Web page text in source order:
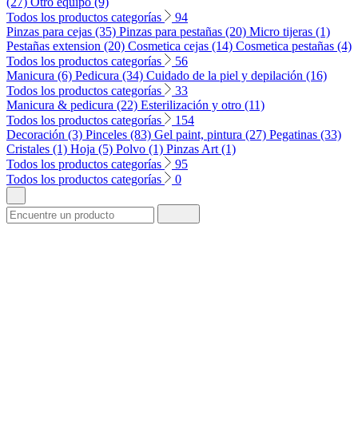
Todos los productos categorías
94
Pinzas para cejas (35) Pinzas para pestañas (20) Micro tijeras (1)
Pestañas extension (20) Cosmetica cejas (14) Cosmetica pestañas (4)
Todos los productos categorías
56
Manicura (6) Pedicura (34) Cuidado de la piel y depilación (16)
Todos los productos categorías
33
Manicura & pedicura (22) Esterilización y otro (11)
Todos los productos categorías
154
Decoración (3) Pinceles (83) Gel paint, pintura (27) Pegatinas (33)
Cristales (1) Hoja (5) Polvo (1) Pinzas Art (1)
Todos los productos categorías
95
Todos los productos categorías
0